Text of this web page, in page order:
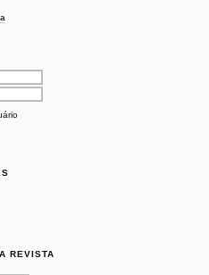
REVISTA